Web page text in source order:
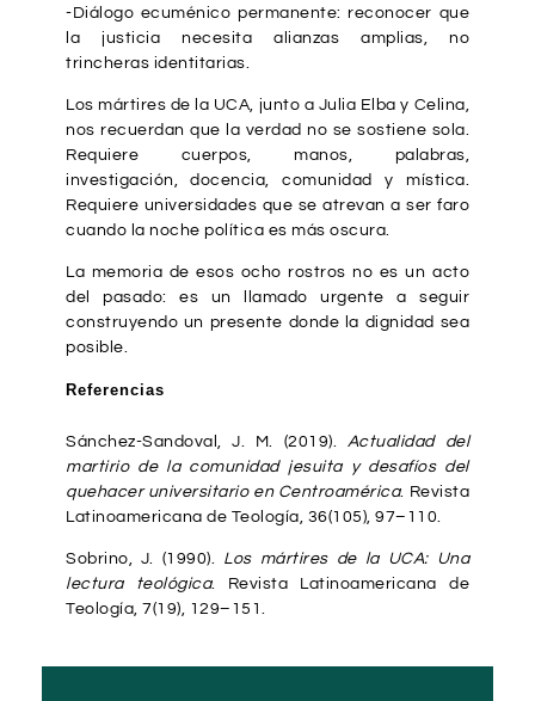
-Diálogo ecuménico permanente: reconocer que
la justicia necesita alianzas amplias, no
trincheras identitarias.
Los mártires de la UCA, junto a Julia Elba y Celina,
nos recuerdan que la verdad no se sostiene sola.
Requiere cuerpos, manos, palabras,
investigación, docencia, comunidad y mística.
Requiere universidades que se atrevan a ser faro
cuando la noche política es más oscura.
La memoria de esos ocho rostros no es un acto
del pasado: es un llamado urgente a seguir
construyendo un presente donde la dignidad sea
posible.
Referencias
Sánchez-Sandoval, J. M. (2019). Actualidad del
martirio de la comunidad jesuita y desafíos del
quehacer universitario en Centroamérica. Revista
Latinoamericana de Teología, 36(105), 97–110.
Sobrino, J. (1990). Los mártires de la UCA: Una
lectura teológica. Revista Latinoamericana de
Teología, 7(19), 129–151.